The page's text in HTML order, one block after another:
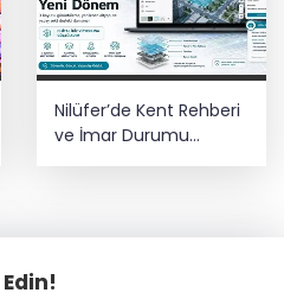
Nilüfer’de Kent Rehberi
ve İmar Durumu
Sorgulama yenilendi